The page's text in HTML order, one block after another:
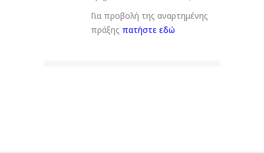
Για προβολή της αναρτημένης
πράξης πατήστε εδώ